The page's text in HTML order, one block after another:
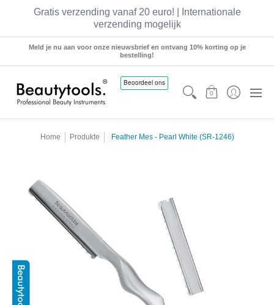
Gratis verzending vanaf 20 euro! | Internationale
verzending mogelijk
Sets Manicure Pedicure Hairstyling
Meld je nu aan voor onze nieuwsbrief en ontvang 10% korting op je
bestelling!
0
Home Produkte Feather Mes - Pearl White (SR-1246)